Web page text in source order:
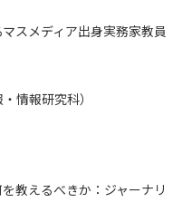
スメディア出身実務家教員
情報研究科）
教えるべきか：ジャーナリ